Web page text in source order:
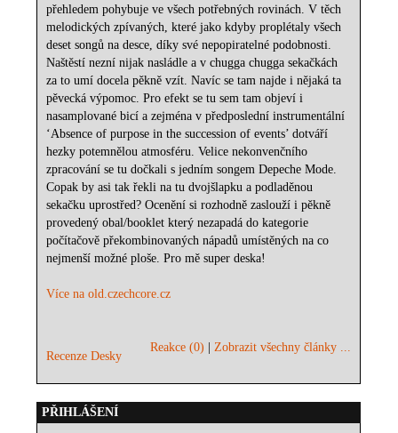
přehledem pohybuje ve všech potřebných rovinách. V těch
melodických zpívaných, které jako kdyby proplétaly všech
deset songů na desce, díky své nepopiratelné podobnosti.
Naštěstí nezní nijak nasládle a v chugga chugga sekačkách
za to umí docela pěkně vzít. Navíc se tam najde i nějaká ta
pěvecká výpomoc. Pro efekt se tu sem tam objeví i
nasamplované bicí a zejména v předposlední instrumentální
‘Absence of purpose in the succession of events’ dotváří
hezky potemnělou atmosféru. Velice nekonvenčního
zpracování se tu dočkali s jedním songem Depeche Mode.
Copak by asi tak řekli na tu dvojšlapku a podladěnou
sekačku uprostřed? Ocenění si rozhodně zaslouží i pěkně
provedený obal/booklet který nezapadá do kategorie
počítačově překombinovaných nápadů umístěných na co
nejmenší možné ploše. Pro mě super deska!
Více na old.czechcore.cz
Recenze Desky
Reakce (0) |Zobrazit všechny články ...
PŘIHLÁŠENÍ